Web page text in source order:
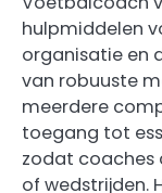
hulpmiddelen
organisatie en
van robuuste
meerdere
toegang tot
zodat coaches
of wedstrijden.